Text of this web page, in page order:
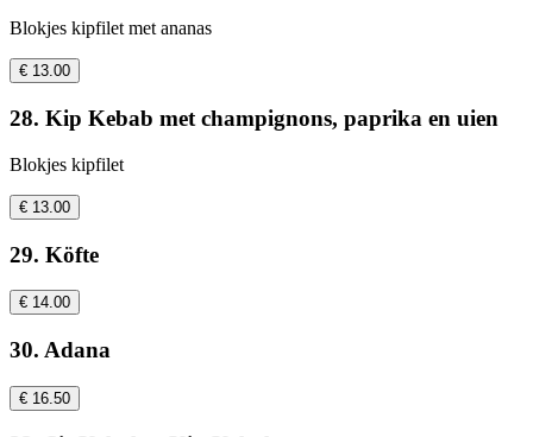
Blokjes kipfilet met ananas
€ 13.00
28. Kip Kebab met champignons, paprika en uien
Blokjes kipfilet
€ 13.00
29. Köfte
€ 14.00
30. Adana
€ 16.50